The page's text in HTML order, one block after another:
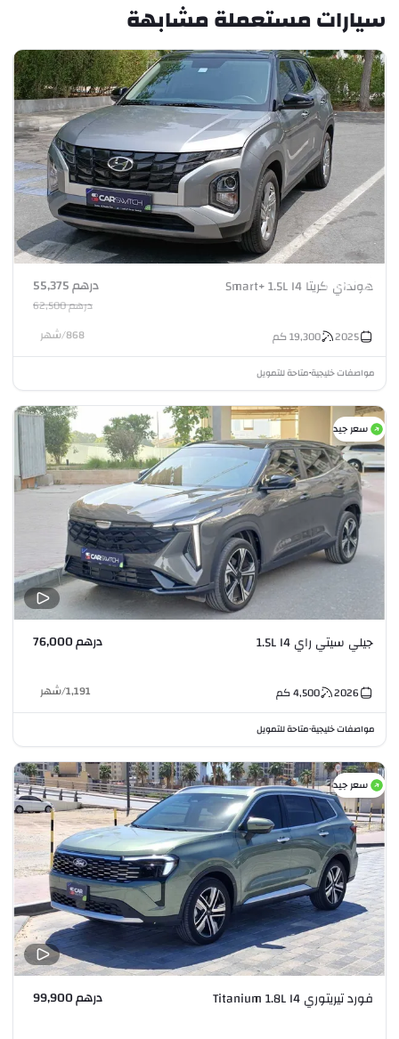
سيارات مستعملة مشابهة
هونداي كريتا Smart+ 1.5L I4 درهم 55,375
درهم 62,500
2025
19,300كم 868
/شهر
مواصفات خليجية•متاحة للتمويل
سعر جيد
جيلي سيتي راي 1.5L I4 درهم 76,000
2026
4,500كم 1,191
/شهر
مواصفات خليجية•متاحة للتمويل
سعر جيد
فورد تيريتوري Titanium 1.8L I4 درهم 99,900